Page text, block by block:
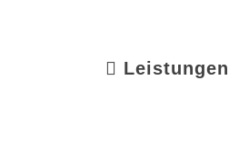
Leistungen